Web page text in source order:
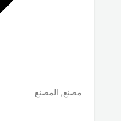
مصنع, المصنع